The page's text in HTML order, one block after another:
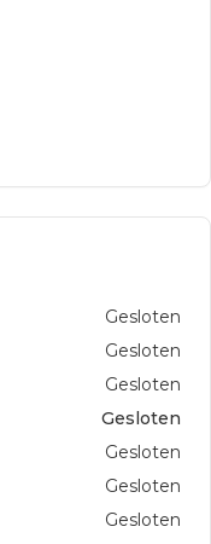
Gesloten
Gesloten
Gesloten
Gesloten
Gesloten
Gesloten
Gesloten